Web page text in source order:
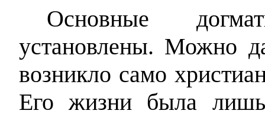
Основные
установлены. Можно
возникло само
Его жизни была